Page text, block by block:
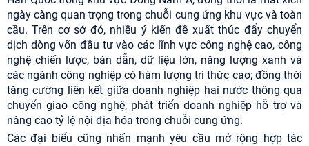
ngày càng quan trọng trong chuỗi cung ứng khu vực và toàn
cầu. Trên cơ sở đó, nhiều ý kiến đề xuất thúc đẩy chuyển
dịch dòng vốn đầu tư vào các lĩnh vực công nghệ cao, công
nghệ chiến lược, bán dẫn, dữ liệu lớn, năng lượng xanh và
các ngành công nghiệp có hàm lượng tri thức cao; đồng thời
tăng cường liên kết giữa doanh nghiệp hai nước thông qua
chuyển giao công nghệ, phát triển doanh nghiệp hỗ trợ và
nâng cao tỷ lệ nội địa hóa trong chuỗi cung ứng.
Các đại biểu cũng nhấn mạnh yêu cầu mở rộng hợp tác